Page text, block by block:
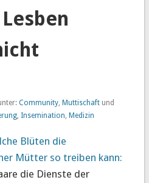
Community, Muttischaftund
, Insemination Medizin
Blüten die
Mütter so treiben kann:
die Dienste der